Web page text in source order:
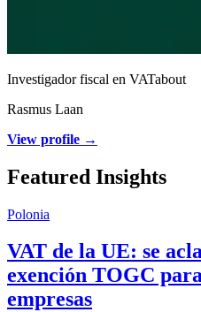
Investigador fiscal en VATabout
Rasmus Laan
View profile →
Featured Insights
Polonia
VAT de la UE: se
exención TOGC
empresas